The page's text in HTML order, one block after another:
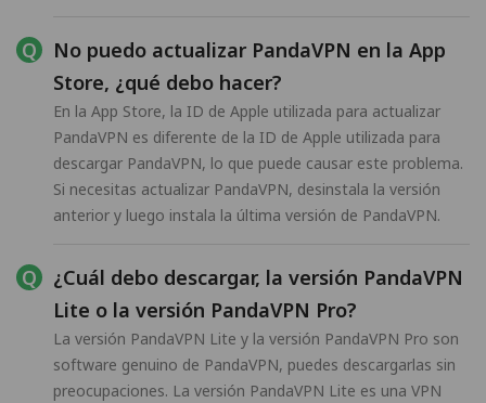
No puedo actualizar PandaVPN en la App
Store, ¿qué debo hacer?
En la App Store, la ID de Apple utilizada para actualizar
PandaVPN es diferente de la ID de Apple utilizada para
descargar PandaVPN, lo que puede causar este problema.
Si necesitas actualizar PandaVPN, desinstala la versión
anterior y luego instala la última versión de PandaVPN.
¿Cuál debo descargar, la versión PandaVPN
Lite o la versión PandaVPN Pro?
La versión PandaVPN Lite y la versión PandaVPN Pro son
software genuino de PandaVPN, puedes descargarlas sin
preocupaciones. La versión PandaVPN Lite es una VPN